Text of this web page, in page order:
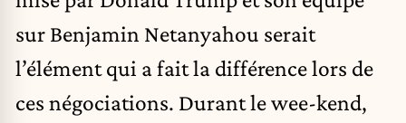
sur Benjamin Netanyahou serait
l’élément qui a fait la différence lors de
ces négociations. Durant le wee-kend,